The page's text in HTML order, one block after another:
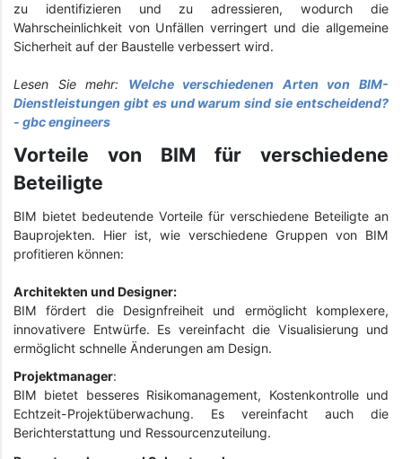
zu identifizieren und zu adressieren, wodurch die
Wahrscheinlichkeit von Unfällen verringert und die allgemeine
Sicherheit auf der Baustelle verbessert wird.
Lesen Sie mehr: Welche verschiedenen Arten von BIM-
Dienstleistungen gibt es und warum sind sie entscheidend?
- gbc engineers
Vorteile von BIM für verschiedene
Beteiligte
BIM bietet bedeutende Vorteile für verschiedene Beteiligte an
Bauprojekten. Hier ist, wie verschiedene Gruppen von BIM
profitieren können:
Architekten und Designer:
BIM fördert die Designfreiheit und ermöglicht komplexere,
innovativere Entwürfe. Es vereinfacht die Visualisierung und
ermöglicht schnelle Änderungen am Design.
Projektmanager:
BIM bietet besseres Risikomanagement, Kostenkontrolle und
Echtzeit-Projektüberwachung. Es vereinfacht auch die
Berichterstattung und Ressourcenzuteilung.